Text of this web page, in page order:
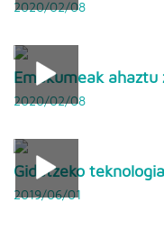
2020/02/08
Emakumeak
2020/02/08
Gidatzeko
2019/06/01